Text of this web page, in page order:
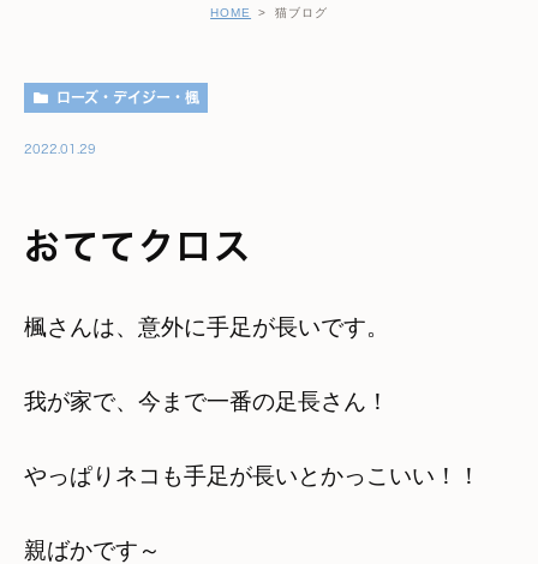
HOME 猫ブログ
ローズ・デイジー・楓
2022.01.29
おててクロス
楓さんは、意外に手足が長いです。
我が家で、今まで一番の足長さん！
やっぱりネコも手足が長いとかっこいい！！
親ばかです～